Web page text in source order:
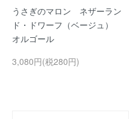
うさぎのマロン ネザーラン
ド・ドワーフ（ベージュ）
オルゴール
3,080円(税280円)